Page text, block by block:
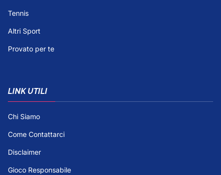
Tennis
Altri Sport
Provato per te
LINK UTILI
Chi Siamo
Come Contattarci
Disclaimer
Gioco Responsabile